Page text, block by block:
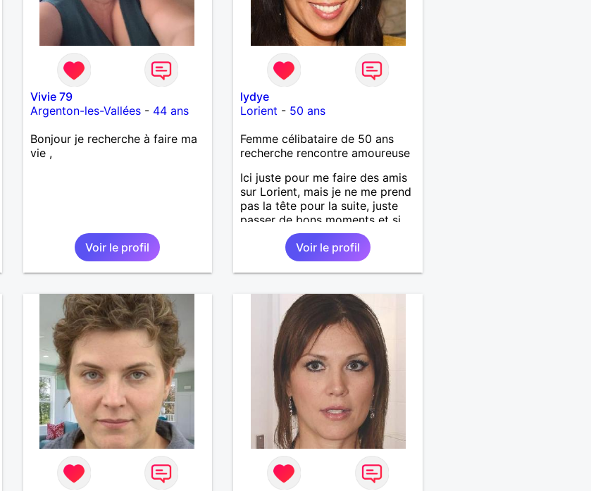
Vivie 79
Argenton-les-Vallées- 44 ans
Bonjour je recherche à faire ma
vie ,
Voir le profil
lydye
Lorient - 50 ans
Femme célibataire de 50 ans
recherche rencontre amoureuse
Ici juste pour me faire des amis
sur Lorient, mais je ne me prend
pas la tête pour la suite, juste
passer de bons moments et si
affinité il y a, je reste ouverte à
tout puisque je suis célibataire
et disponible.
Voir le profil